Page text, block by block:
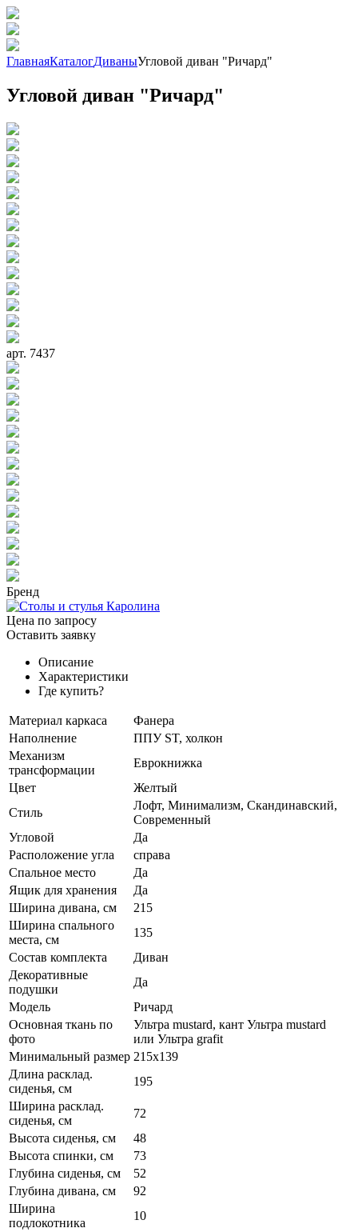
ГлавнаяКаталогДиваныУгловой диван "Ричард"
Угловой диван "Ричард"
арт. 7437
Бренд
Цена по запросу
Оставить заявку
Описание
Характеристики
Где купить?
Материал каркаса
Фанера
Наполнение
ППУ ST, холкон
Механизм
трансформации
Еврокнижка
Цвет
Желтый
Стиль
Лофт, Минимализм, Скандинавский,
Современный
Угловой
Да
Расположение угла
справа
Спальное место
Да
Ящик для хранения
Да
Ширина дивана, см
215
Ширина спального
места, см
135
Состав комплекта
Диван
Декоративные
подушки
Да
Модель
Ричард
Основная ткань по
фото
Ультра mustard, кант Ультра mustard
или Ультра grafit
Минимальный размер 215х139
Длина расклад.
сиденья, см
195
Ширина расклад.
сиденья, см
72
Высота сиденья, см
48
Высота спинки, см
73
Глубина сиденья, см
52
Глубина дивана, см
92
Ширина
подлокотника
10